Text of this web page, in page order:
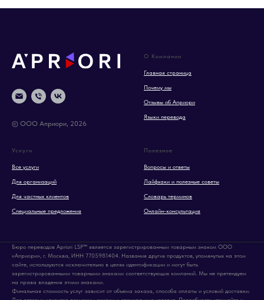
© ООО Априори, 2026
О Компании
Главная страница
Почему мы
Отзывы об Априори
Языки перевода
Услуги
Все услуги
Для организаций
Для частных клиентов
Специальные предложения
Полезное
Вопросы и ответы
Лайфхаки и полезные советы
Словарь терминов
Онлайн-консультация
Бюро переводов Apriori LSP™ является зарегистрированным товарным знаком ООО
«Априори», г. Москва, ИНН 7705981404. Названия других продуктов, упомянутых на этом
сайте, используются исключительно в целях идентификации и могут быть
зарегистрированными товарными знаками соответствующих компаний. Мы не претендуем
на права владения этими знаками.
Финальная стоимость услуг зависит от объема заказа, способа оплаты и условий доставки.